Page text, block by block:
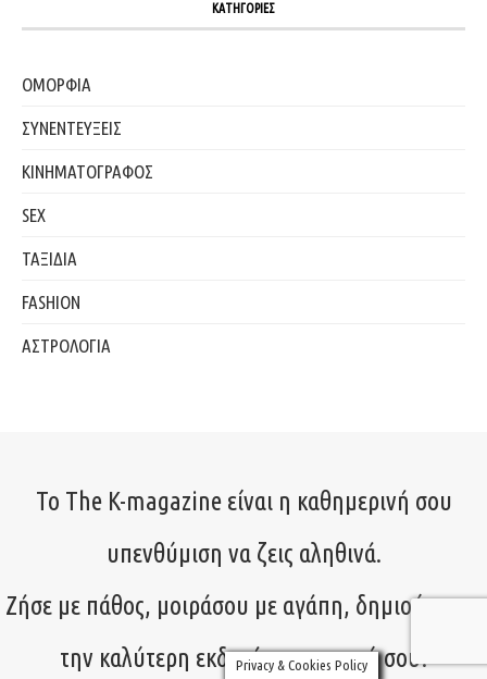
ΚΑΤΗΓΟΡΙΕΣ
ΟΜΟΡΦΙΑ
ΣΥΝΕΝΤΕΥΞΕΙΣ
ΚΙΝΗΜΑΤΟΓΡΑΦΟΣ
SEX
ΤΑΞΙΔΙΑ
FASHION
ΑΣΤΡΟΛΟΓΙΑ
Το The K-magazine είναι η καθημερινή σου
υπενθύμιση να ζεις αληθινά.
Ζήσε με πάθος, μοιράσου με αγάπη, δημιούργησε
την καλύτερη εκδοχή του εαυτού σου!
Privacy & Cookies Policy